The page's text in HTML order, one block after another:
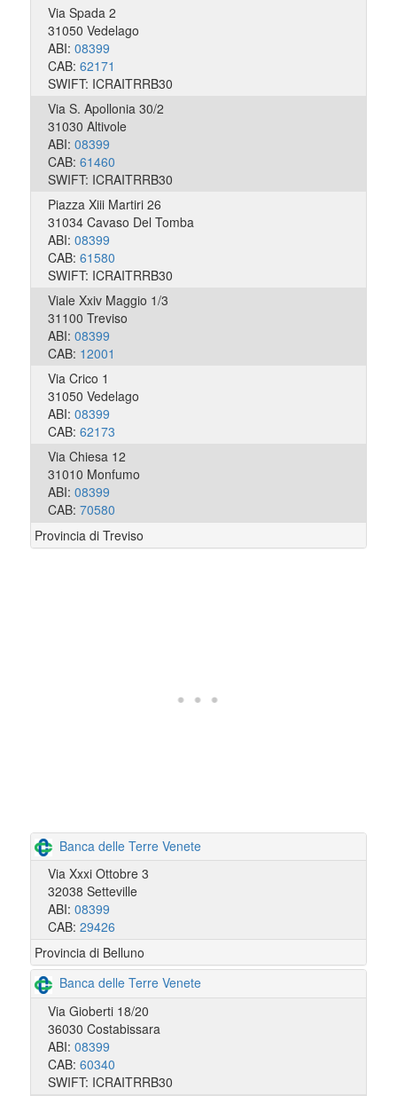
Via Spada 2
31050 Vedelago
ABI: 08399
CAB: 62171
SWIFT: ICRAITRRB30
Via S. Apollonia 30/2
31030 Altivole
ABI: 08399
CAB: 61460
SWIFT: ICRAITRRB30
Piazza Xiii Martiri 26
31034 Cavaso Del Tomba
ABI: 08399
CAB: 61580
SWIFT: ICRAITRRB30
Viale Xxiv Maggio 1/3
31100 Treviso
ABI: 08399
CAB: 12001
Via Crico 1
31050 Vedelago
ABI: 08399
CAB: 62173
Via Chiesa 12
31010 Monfumo
ABI: 08399
CAB: 70580
Provincia di Treviso
Banca delle Terre Venete
Via Xxxi Ottobre 3
32038 Setteville
ABI: 08399
CAB: 29426
Provincia di Belluno
Banca delle Terre Venete
Via Gioberti 18/20
36030 Costabissara
ABI: 08399
CAB: 60340
SWIFT: ICRAITRRB30